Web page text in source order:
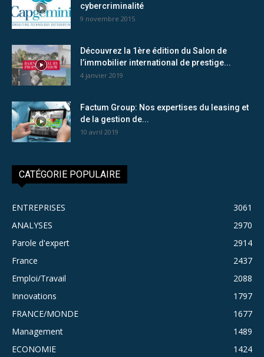
cybercriminalité
9 novembre 2015
Découvrez la 1ère édition du Salon de
l’immobilier international de prestige...
4 janvier 2019
Factum Group: Nos expertises du leasing et
de la gestion de...
10 avril 2019
CATÉGORIE POPULAIRE
ENTREPRISES
3061
ANALYSES
2970
Parole d'expert
2914
France
2437
Emploi/Travail
2088
Innovations
1797
FRANCE/MONDE
1677
Management
1489
ECONOMIE
1424